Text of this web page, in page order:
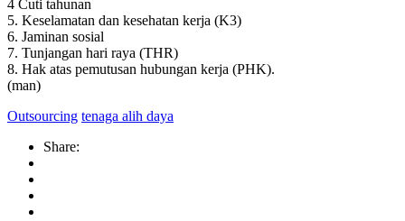
4 Cuti tahunan
5. Keselamatan dan kesehatan kerja (K3)
6. Jaminan sosial
7. Tunjangan hari raya (THR)
8. Hak atas pemutusan hubungan kerja (PHK).
(man)
Outsourcing tenaga alih daya
Share: